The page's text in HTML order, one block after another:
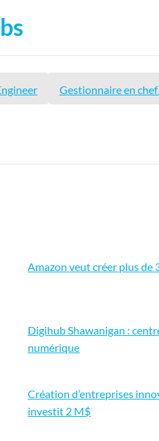
Gestionnaire en
Amazon veut créer plus de
Digihub Shawanigan :
numérique
Création d’entreprises
investit 2 M$